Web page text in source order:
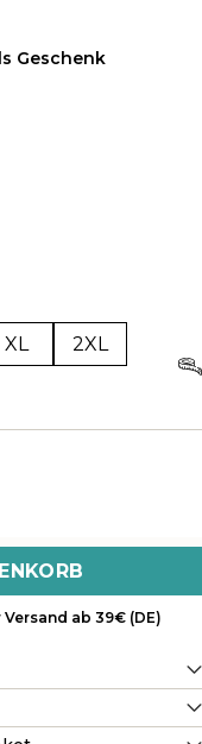
Geschenk
XL
2XL
ab 39€ (DE)